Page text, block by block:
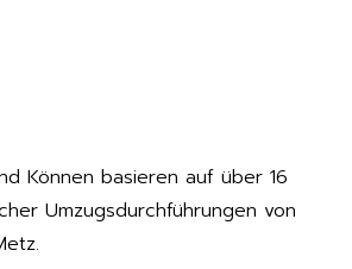
Können basieren auf über 16
Umzugsdurchführungen von